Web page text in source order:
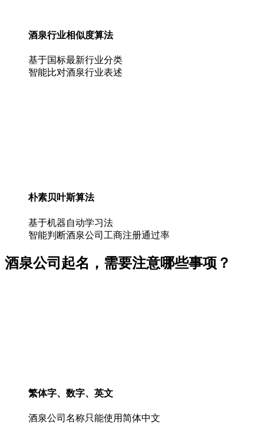
酒泉行业相似度算法
基于国标最新行业分类
智能比对酒泉行业表述
朴素贝叶斯算法
基于机器自动学习法
智能判断酒泉公司工商注册通过率
酒泉公司起名，需要注意哪些事项？
繁体字、数字、英文
酒泉公司名称只能使用简体中文